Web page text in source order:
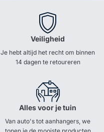
Veiligheid
Je hebt altijd het recht om binnen
14 dagen te retoureren
Alles voor je tuin
Van auto's tot aanhangers, we